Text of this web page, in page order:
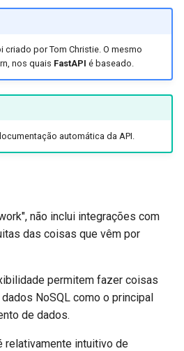
CORS (Cross-Origin
Sharing)
Bancos de Dados SQL
(Relacionais)
Aplicações Maiores -
Eventos Enviados pelo
Tarefas em segundo plano
Metadados e URLs da
Documentação
JSON com bytes em
Verificação Estrita de
Content-Type
criado por Tom Christie. O mesmo
nos quais FastAPI é baseado.
automática da API.
não inclui integrações com
das coisas que vêm por
permitem fazer coisas
NoSQL como o principal
de dados.
relativamente intuitivo de